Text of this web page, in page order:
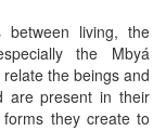
between living, the
the Mbyá
the beings and
are present in their
they create to